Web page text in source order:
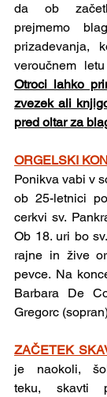
da ob
prejmemo
prizadevanja,
Otroci lahko
zvezek ali
pred oltar za
ORGELSKI
Ponikva vabi v
ob 25-letnici
cerkvi sv.
Ob 18. uri bo
rajne in žive
pevce. Na
Barbara De
Gregorc
ZAČETEK
je naokoli,
teku, skavti